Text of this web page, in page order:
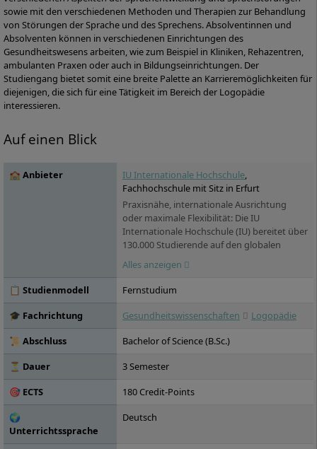
sowie mit den verschiedenen Methoden und Therapien zur Behandlung
von Störungen der Sprache und des Sprechens. Absolventinnen und
Absolventen können in verschiedenen Einrichtungen des
Gesundheitswesens arbeiten, wie zum Beispiel in Kliniken, Rehazentren,
ambulanten Praxen oder auch in Bildungseinrichtungen. Der
Studiengang bietet somit eine breite Palette an Karrieremöglichkeiten für
diejenigen, die sich für eine Tätigkeit im Bereich der Logopädie
interessieren.
Auf einen Blick
🏫 Anbieter IU Internationale Hochschule,
Fachhochschule mit Sitz in Erfurt
Praxisnähe, internationale Ausrichtung
oder maximale Flexibilität: Die IU
Internationale Hochschule (IU) bereitet über
130.000 Studierende auf den globalen
Arbeitsmarkt vor. Sie versammelt unter
ihrem Dach über 100 Studienprogramme,
die in zwei voneinander unabhängigen
das IU Duale Studium sowie das IU
Studierenden ein Netzwerk von
Wirtschaft: über 15.000 Unternehmen
kooperiert, darunter die ZURICH
2000 gegründet wurde, ist inzwischen in 25
Alles anzeigen
📋 Studienmodell
Fernstudium
🎓 Fachrichtung
Gesundheitswissenschaften
Logopädie
📜 Abschluss
Bachelor of Science (B.Sc.)
⏳ Dauer
3 Semester
🎯 ECTS
180 Credit-Points
🌍
Unterrichtssprache
Deutsch